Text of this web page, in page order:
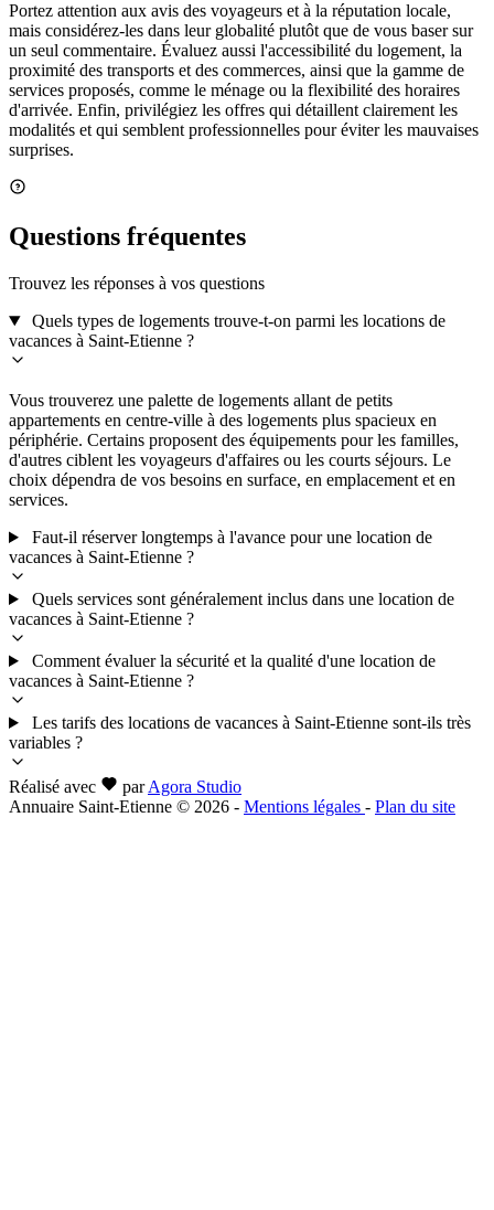
Portez attention aux avis des voyageurs et à la réputation locale,
mais considérez-les dans leur globalité plutôt que de vous baser sur
un seul commentaire. Évaluez aussi l'accessibilité du logement, la
proximité des transports et des commerces, ainsi que la gamme de
services proposés, comme le ménage ou la flexibilité des horaires
d'arrivée. Enfin, privilégiez les offres qui détaillent clairement les
modalités et qui semblent professionnelles pour éviter les mauvaises
surprises.
Questions fréquentes
Trouvez les réponses à vos questions
Quels types de logements trouve-t-on parmi les locations de
vacances à Saint-Etienne ?
Vous trouverez une palette de logements allant de petits
appartements en centre-ville à des logements plus spacieux en
périphérie. Certains proposent des équipements pour les familles,
d'autres ciblent les voyageurs d'affaires ou les courts séjours. Le
choix dépendra de vos besoins en surface, en emplacement et en
services.
Faut-il réserver longtemps à l'avance pour une location de
vacances à Saint-Etienne ?
Quels services sont généralement inclus dans une location de
vacances à Saint-Etienne ?
Comment évaluer la sécurité et la qualité d'une location de
vacances à Saint-Etienne ?
Les tarifs des locations de vacances à Saint-Etienne sont-ils très
variables ?
Réalisé avec par Agora Studio
Annuaire Saint-Etienne © 2026 - Mentions légales - Plan du site